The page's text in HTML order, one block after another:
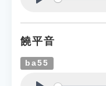
饒平音
ba55